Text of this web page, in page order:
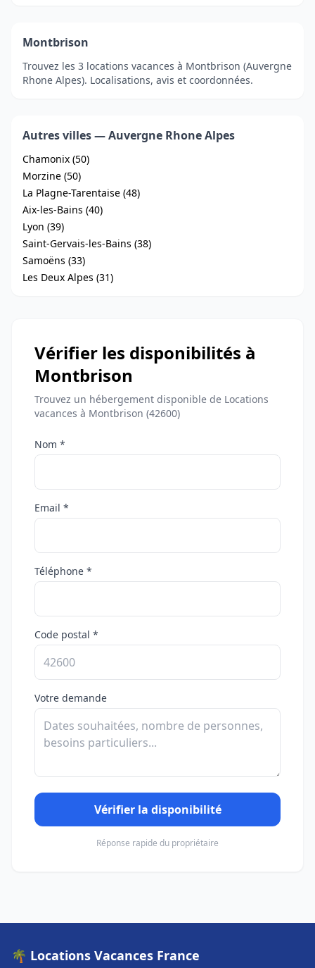
Montbrison
Trouvez les 3 locations vacances à Montbrison (Auvergne
Rhone Alpes). Localisations, avis et coordonnées.
Autres villes — Auvergne Rhone Alpes
Chamonix (50)
Morzine (50)
La Plagne-Tarentaise (48)
Aix-les-Bains (40)
Lyon (39)
Saint-Gervais-les-Bains (38)
Samoëns (33)
Les Deux Alpes (31)
Vérifier les disponibilités à
Montbrison
Trouvez un hébergement disponible de Locations
vacances à Montbrison (42600)
Nom *
Email *
Téléphone *
Code postal *
Votre demande
Vérifier la disponibilité
Réponse rapide du propriétaire
🌴 Locations Vacances France